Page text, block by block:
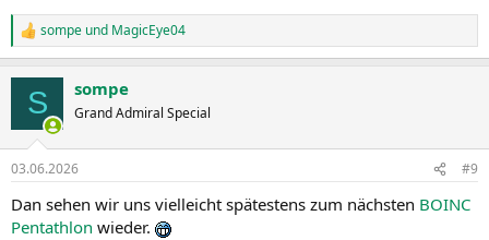
R
e
e
:
sompe und MagicEye04
S sompe
Grand Admiral Special
03.06.2026 #9
Dan sehen wir uns vielleicht spätestens zum nächsten BOINC
Pentathlon wieder.